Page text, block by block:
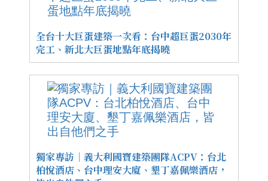
全台十大巨蛋建築一次看：台中超巨蛋2030年
完工、新北大巨蛋地點年底揭曉
獨家專訪｜義大利國寶建築團隊ACPV：台北
柏悅酒店、台中理安大廈、墾丁嘉佩樂酒店，